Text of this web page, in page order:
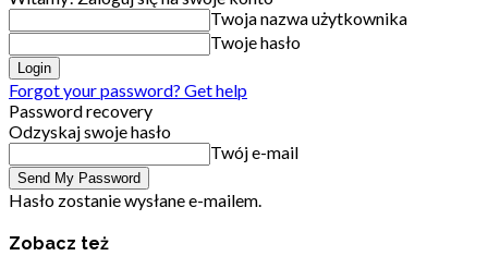
Twoja nazwa użytkownika
Twoje hasło
Forgot your password? Get help
Password recovery
Odzyskaj swoje hasło
Twój e-mail
Hasło zostanie wysłane e-mailem.
Zobacz też